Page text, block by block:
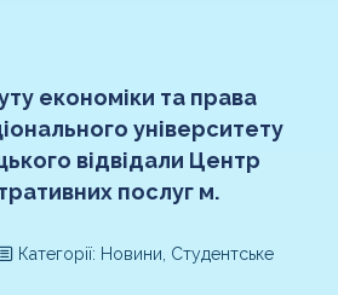
економіки та права
університету
відвідали Центр
послуг м.
Категорії: Новини, Студентське